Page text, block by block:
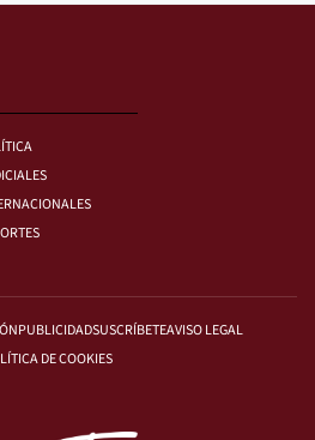
PUBLICIDADSUSCRÍBETEAVISO LEGAL
DE COOKIES